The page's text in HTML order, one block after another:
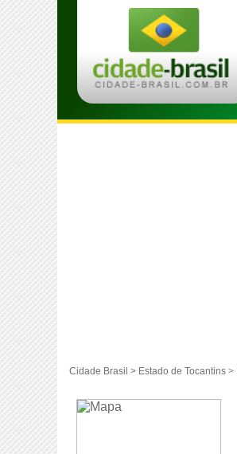
Cidade Brasil > Estado de Tocantins >